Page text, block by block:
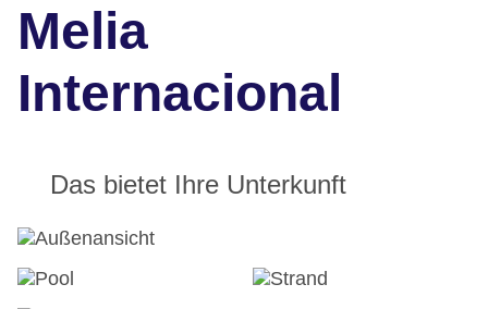
Melia
Internacional
Das bietet Ihre Unterkunft